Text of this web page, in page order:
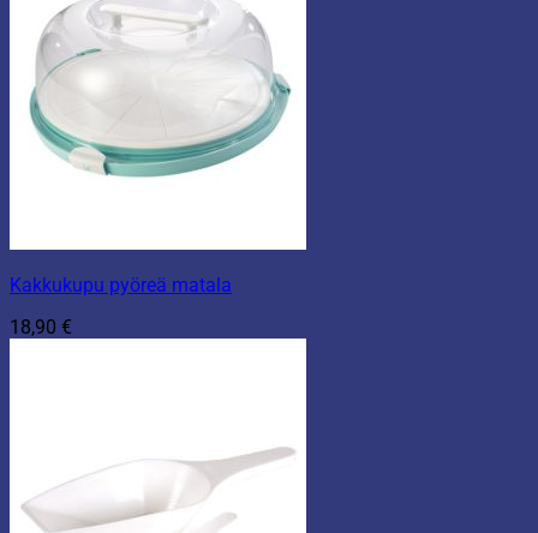
Kakkukupu pyöreä matala
18,90 €